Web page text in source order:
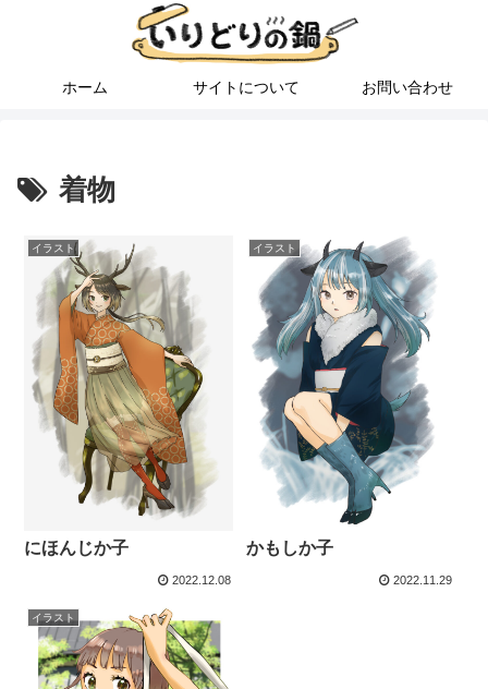
ホーム サイトについて お問い合わせ
着物
イラスト
にほんじか子
2022.12.08
イラスト
かもしか子
2022.11.29
イラスト